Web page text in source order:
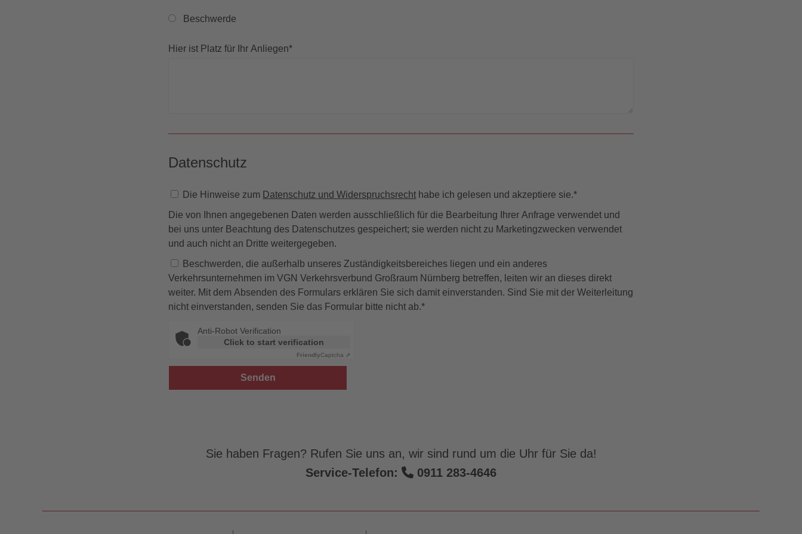
Beschwerde
Hier ist Platz für Ihr Anliegen*
Datenschutz
Die Hinweise zum Datenschutz und Widerspruchsrecht habe ich gelesen und akzeptiere sie.*
Die von Ihnen angegebenen Daten werden ausschließlich für die Bearbeitung Ihrer Anfrage verwendet und
bei uns unter Beachtung des Datenschutzes gespeichert; sie werden nicht zu Marketingzwecken verwendet
und auch nicht an Dritte weitergegeben.
Verkehrsunternehmen im VGN Verkehrsverbund Großraum Nürnberg betreffen, leiten wir an dieses direkt
weiter. Mit dem Absenden des Formulars erklären Sie sich damit einverstanden. Sind Sie mit der Weiterleitung
nicht einverstanden, senden Sie das Formular bitte nicht ab.*
Anti-Robot Verification
Click to start verification
FriendlyCaptcha ⇗
Sie haben Fragen? Rufen Sie uns an, wir sind rund um die Uhr für Sie da!
Service-Telefon:
0911 283-4646